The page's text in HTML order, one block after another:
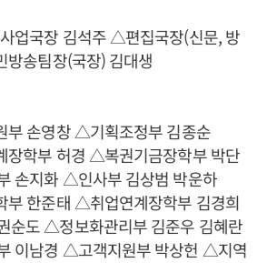
업국장 김석주 △편집국장(신문, 방
송팀장(국장) 김대생
부 손영창 △기획조정부 김종순
학부 허경 △복권기금장학부 박단
손지화 △인사부 김상범 박운하
한준태 △취업연계장학부 김경희
순도 △정보화관리부 김준우 김혜란
이남경 △고객지원부 박상헌 △지역